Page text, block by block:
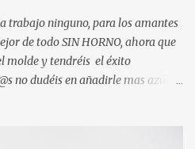
ninguno, para los amantes
de todo SIN HORNO, ahora que
molde y tendréis el éxito
no dudéis en añadirle mas azúcar.